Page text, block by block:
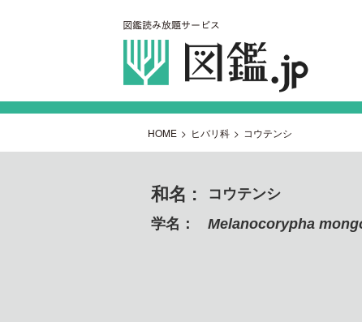
HOME > ヒバリ科 > コウテンシ
和名 :
コウテンシ
学名：
Melanocorypha